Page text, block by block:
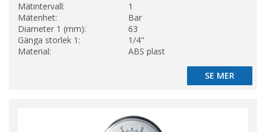
Mätintervall:
1
Mätenhet:
Bar
Diameter 1 (mm):
63
Gänga storlek 1:
1/4"
Material:
ABS plast
SE MER
SE MER